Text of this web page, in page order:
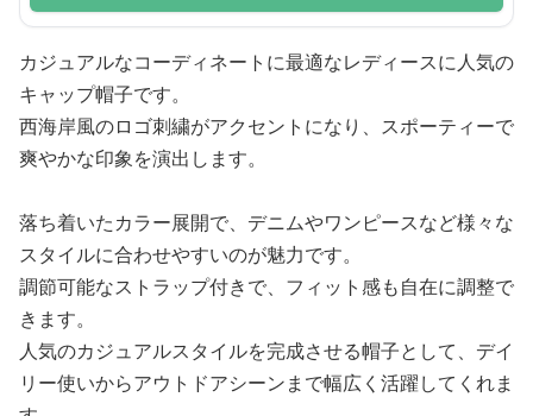
カジュアルなコーディネートに最適なレディースに人気の
キャップ帽子です。
西海岸風のロゴ刺繍がアクセントになり、スポーティーで
爽やかな印象を演出します。
落ち着いたカラー展開で、デニムやワンピースなど様々な
スタイルに合わせやすいのが魅力です。
調節可能なストラップ付きで、フィット感も自在に調整で
きます。
人気のカジュアルスタイルを完成させる帽子として、デイ
リー使いからアウトドアシーンまで幅広く活躍してくれま